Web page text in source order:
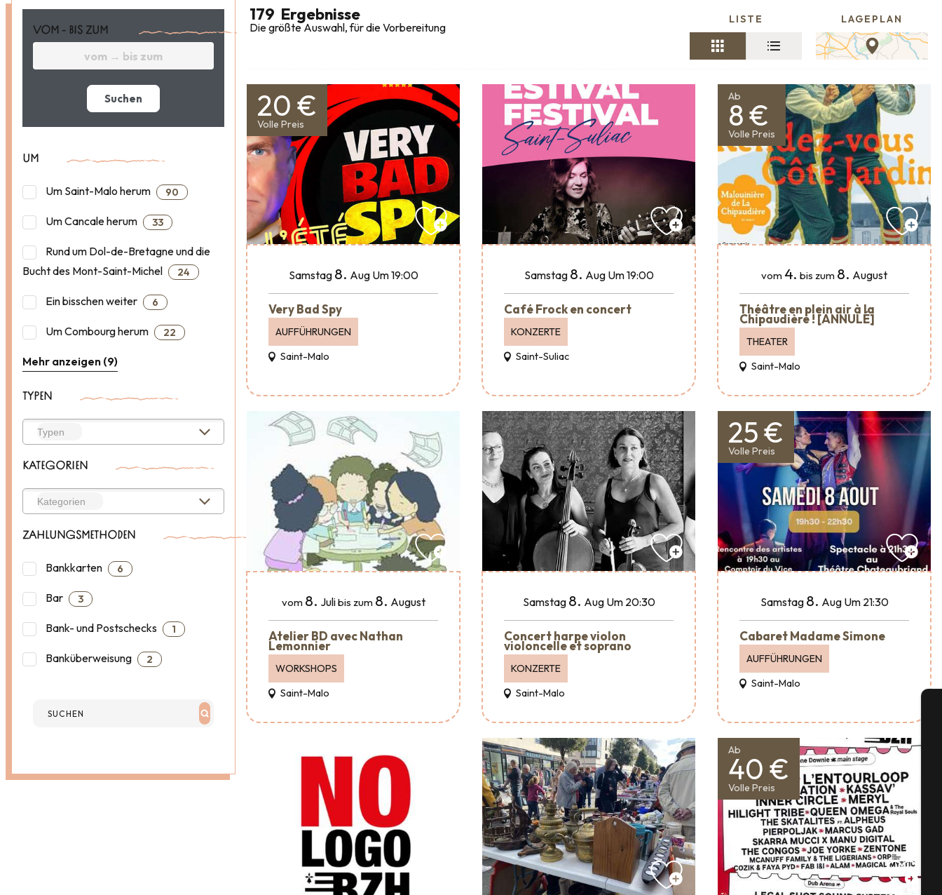
VOM - BIS ZUM
Suchen
UM
Um Saint-Malo herum 90
Um Cancale herum 33
Rund um Dol-de-Bretagne und die
Bucht des Mont-Saint-Michel
24
Ein bisschen weiter 6
Um Combourg herum 22
Mehr anzeigen (9)
TYPEN
KATEGORIEN
ZAHLUNGSMETHODEN
Bankkarten 6
Bar 3
Bank- und Postschecks 1
Banküberweisung 2
179 Ergebnisse
Die größte Auswahl, für die Vorbereitung
LISTE LAGEPLAN
20 €
Volle Preis
Samstag 8. Aug Um 19:00
Very Bad Spy
AUFFÜHRUNGEN
Saint-Malo
Samstag 8. Aug Um 19:00
Café Frock en concert
KONZERTE
Saint-Suliac
Ab
8 €
Volle Preis
vom 4. bis zum 8. August
Théâtre en plein air à la
Chipaudière ! [ANNULÉ]
THEATER
Saint-Malo
vom 8. Julibis zum 8. August
Atelier BD avec Nathan
Lemonnier
WORKSHOPS
Saint-Malo
Samstag 8. Aug Um 20:30
Concert harpe violon
violoncelle et soprano
KONZERTE
Saint-Malo
25 €
Volle Preis
Samstag 8. Aug Um 21:30
Cabaret Madame Simone
AUFFÜHRUNGEN
Saint-Malo
Ab
40 €
Volle Preis